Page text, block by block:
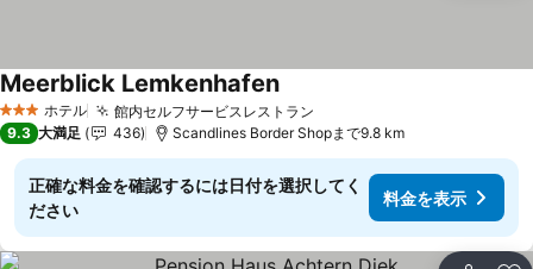
3 ホテルのランク
ホテル 館内セルフサービスレストラン
Meerblick Lemkenhafen料金を表示
9.3 大満足 436 Scandlines Border Shopまで9.8 km
正確な料金を確認するには日付を選択してく
ださい
料金を表示